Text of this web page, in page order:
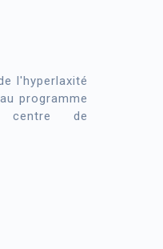
l'hyperlaxité
programme
centre de